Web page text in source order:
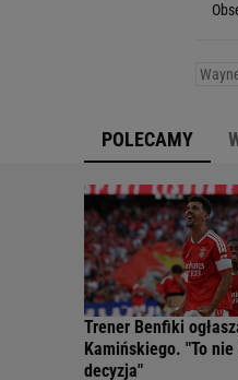
POLECAMY
Trener Benfiki
Kamińskiego. "To nie
decyzja"